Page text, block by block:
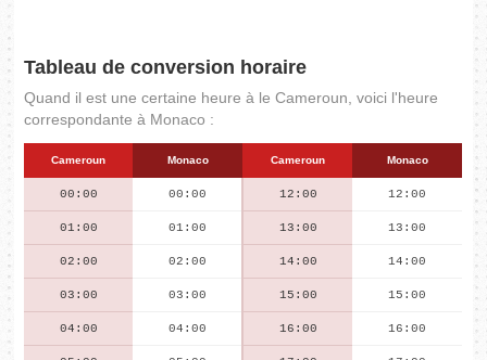
Tableau de conversion horaire
Quand il est une certaine heure à le Cameroun, voici l'heure
correspondante à Monaco :
Cameroun Monaco Cameroun Monaco
00:00 00:00 12:00 12:00
01:00 01:00 13:00 13:00
02:00 02:00 14:00 14:00
03:00 03:00 15:00 15:00
04:00 04:00 16:00 16:00